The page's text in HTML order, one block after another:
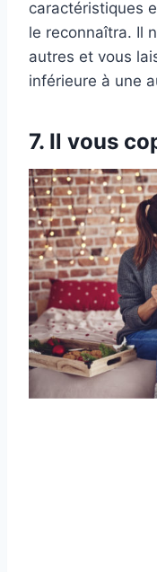
caractéristiques
le reconnaîtra. Il
autres et vous
inférieure à une
7. Il vous